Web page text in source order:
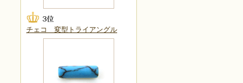
チェコ 変型トライアングル